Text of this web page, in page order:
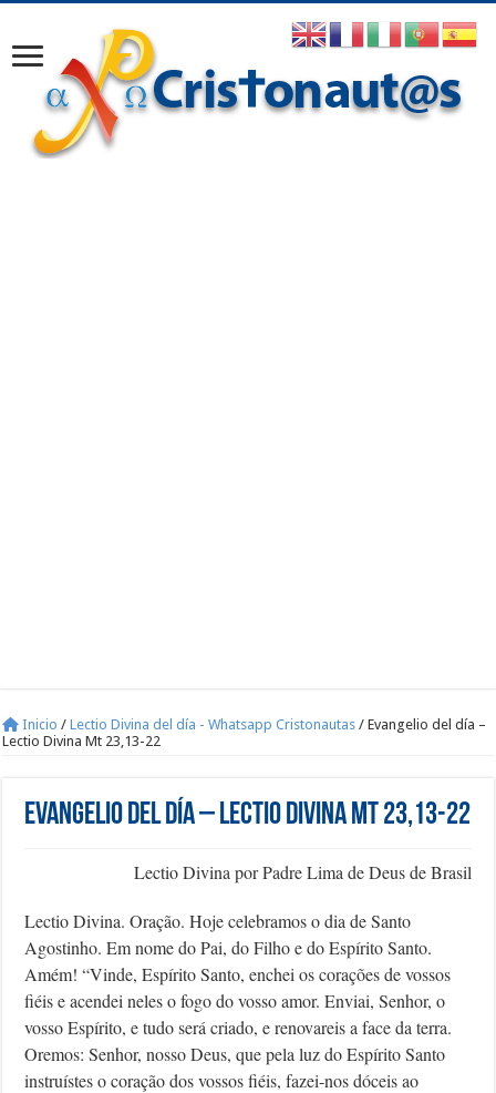
Inicio / Lectio Divina del día - Whatsapp Cristonautas / Evangelio del día –
Lectio Divina Mt 23,13-22
Evangelio del día – Lectio Divina Mt 23,13-22
Lectio Divina por Padre Lima de Deus de Brasil
Lectio Divina. Oração. Hoje celebramos o dia de Santo
Agostinho. Em nome do Pai, do Filho e do Espírito Santo.
Amém! “Vinde, Espírito Santo, enchei os corações de vossos
fiéis e acendei neles o fogo do vosso amor. Enviai, Senhor, o
vosso Espírito, e tudo será criado, e renovareis a face da terra.
Oremos: Senhor, nosso Deus, que pela luz do Espírito Santo
instruístes o coração dos vossos fiéis, fazei-nos dóceis ao